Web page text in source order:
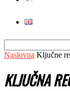
Naslovna Ključne
KLJUČNA